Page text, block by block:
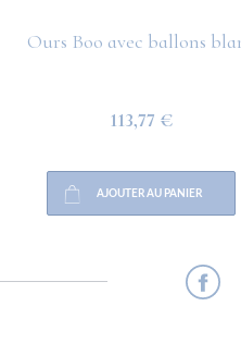
Ours Boo avec ballons
113,77 €
AJOUTER AU PANIER